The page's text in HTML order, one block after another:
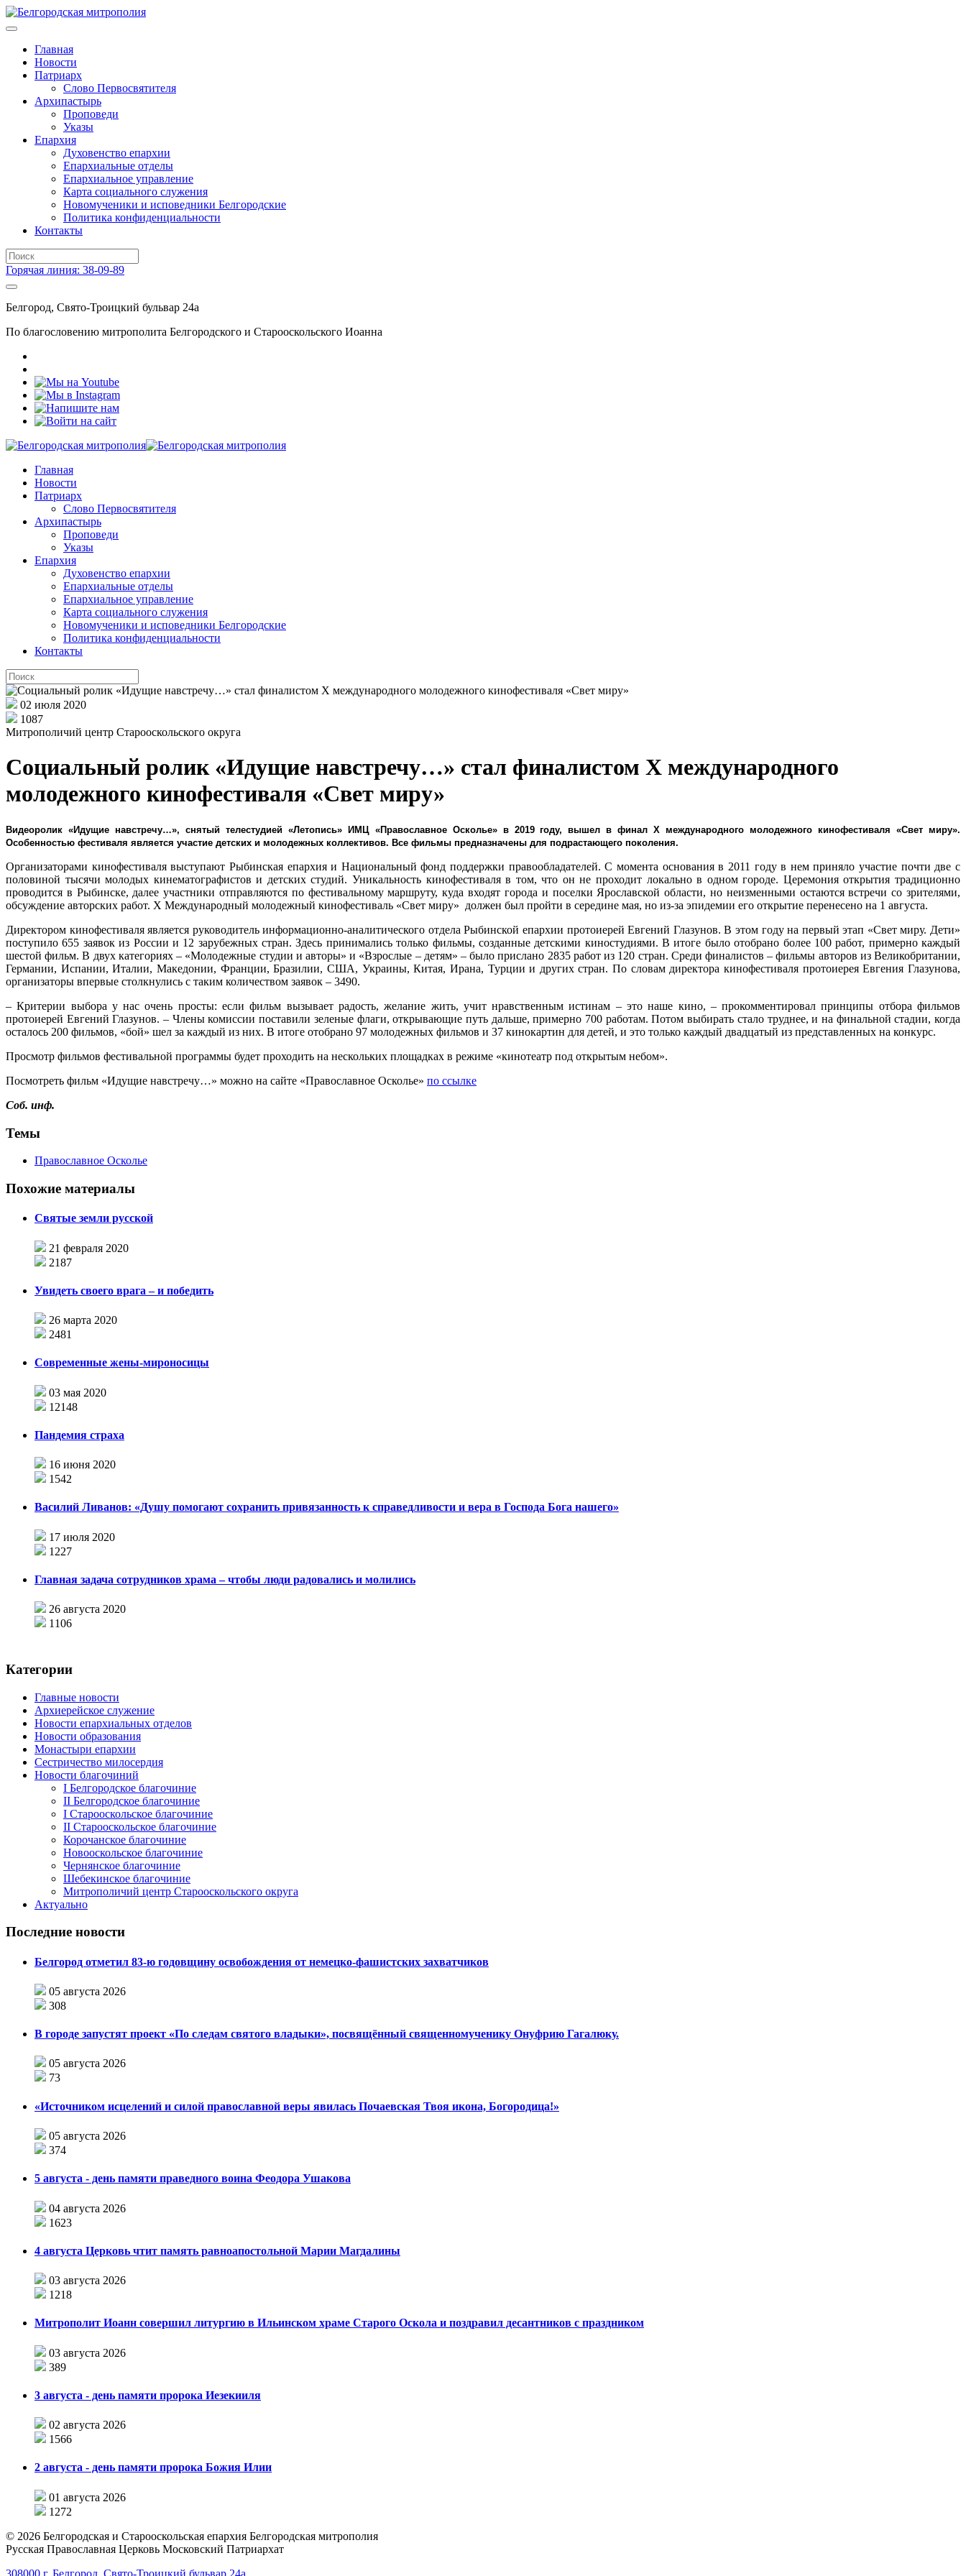
Главная
Новости
Патриарх
Слово Первосвятителя
Архипастырь
Проповеди
Указы
Епархия
Духовенство епархии
Епархиальные отделы
Епархиальное управление
Карта социального служения
Новомученики и исповедники Белгородские
Политика конфиденциальности
Контакты
Горячая линия: 38-09-89
Белгород, Свято-Троицкий бульвар 24а
По благословению митрополита Белгородского и Старооскольского Иоанна
Главная
Новости
Патриарх
Слово Первосвятителя
Архипастырь
Проповеди
Указы
Епархия
Духовенство епархии
Епархиальные отделы
Епархиальное управление
Карта социального служения
Новомученики и исповедники Белгородские
Политика конфиденциальности
Контакты
02 июля 2020
1087
Митрополичий центр Старооскольского округа
Социальный ролик «Идущие навстречу…» стал финалистом X международного
молодежного кинофестиваля «Свет миру»
Видеоролик «Идущие навстречу…», снятый телестудией «Летопись» ИМЦ «Православное Осколье» в 2019 году, вышел в финал X международного молодежного кинофестиваля «Свет миру».
Особенностью фестиваля является участие детских и молодежных коллективов. Все фильмы предназначены для подрастающего поколения.
Организаторами кинофестиваля выступают Рыбинская епархия и Национальный фонд поддержки правообладателей. С момента основания в 2011 году в нем приняло участие почти две с
половиной тысячи молодых кинематографистов и детских студий. Уникальность кинофестиваля в том, что он не проходит локально в одном городе. Церемония открытия традиционно
проводится в Рыбинске, далее участники отправляются по фестивальному маршруту, куда входят города и поселки Ярославской области, но неизменными остаются встречи со зрителями,
обсуждение авторских работ. X Международный молодежный кинофестиваль «Свет миру» должен был пройти в середине мая, но из-за эпидемии его открытие перенесено на 1 августа.
Директором кинофестиваля является руководитель информационно-аналитического отдела Рыбинской епархии протоиерей Евгений Глазунов. В этом году на первый этап «Свет миру. Дети»
поступило 655 заявок из России и 12 зарубежных стран. Здесь принимались только фильмы, созданные детскими киностудиями. В итоге было отобрано более 100 работ, примерно каждый
шестой фильм. В двух категориях – «Молодежные студии и авторы» и «Взрослые – детям» – было прислано 2835 работ из 120 стран. Среди финалистов – фильмы авторов из Великобритании,
Германии, Испании, Италии, Македонии, Франции, Бразилии, США, Украины, Китая, Ирана, Турции и других стран. По словам директора кинофестиваля протоиерея Евгения Глазунова,
организаторы впервые столкнулись с таким количеством заявок – 3490.
– Критерии выбора у нас очень просты: если фильм вызывает радость, желание жить, учит нравственным истинам – это наше кино, – прокомментировал принципы отбора фильмов
протоиерей Евгений Глазунов. – Члены комиссии поставили зеленые флаги, открывающие путь дальше, примерно 700 работам. Потом выбирать стало труднее, и на финальной стадии, когда
осталось 200 фильмов, «бой» шел за каждый из них. В итоге отобрано 97 молодежных фильмов и 37 кинокартин для детей, и это только каждый двадцатый из представленных на конкурс.
Просмотр фильмов фестивальной программы будет проходить на нескольких площадках в режиме «кинотеатр под открытым небом».
Посмотреть фильм «Идущие навстречу…» можно на сайте «Православное Осколье» по ссылке
Соб. инф.
Темы
Православное Осколье
Похожие материалы
Святые земли русской
21 февраля 2020
2187
Увидеть своего врага – и победить
26 марта 2020
2481
Современные жены-мироносицы
03 мая 2020
12148
Пандемия страха
16 июня 2020
1542
Василий Ливанов: «Душу помогают сохранить привязанность к справедливости и вера в Господа Бога нашего»
17 июля 2020
1227
Главная задача сотрудников храма – чтобы люди радовались и молились
26 августа 2020
1106
Категории
Главные новости
Архиерейское служение
Новости епархиальных отделов
Новости образования
Монастыри епархии
Сестричество милосердия
Новости благочиний
I Белгородское благочиние
II Белгородское благочиние
I Старооскольское благочиние
II Старооскольское благочиние
Корочанское благочиние
Новооскольское благочиние
Чернянское благочиние
Шебекинское благочиние
Митрополичий центр Старооскольского округа
Актуально
Последние новости
Белгород отметил 83-ю годовщину освобождения от немецко-фашистских захватчиков
05 августа 2026
308
В городе запустят проект «По следам святого владыки», посвящённый священномученику Онуфрию Гагалюку.
05 августа 2026
73
«Источником исцелений и силой православной веры явилась Почаевская Твоя икона, Богородица!»
05 августа 2026
374
5 августа - день памяти праведного воина Феодора Ушакова
04 августа 2026
1623
4 августа Церковь чтит память равноапостольной Марии Магдалины
03 августа 2026
1218
Митрополит Иоанн совершил литургию в Ильинском храме Старого Оскола и поздравил десантников с праздником
03 августа 2026
389
3 августа - день памяти пророка Иезекииля
02 августа 2026
1566
2 августа - день памяти пророка Божия Илии
01 августа 2026
1272
© 2026 Белгородская и Старооскольская епархия Белгородская митрополия
Русская Православная Церковь Московский Патриархат
308000 г. Белгород, Свято-Троицкий бульвар 24а